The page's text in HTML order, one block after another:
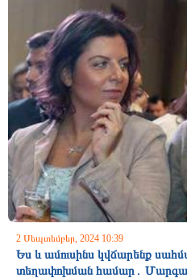
2 Սեպտեմբեր, 2024 10:39
Ես և ամուսինս կվճարենք
տեղափոխման համար․